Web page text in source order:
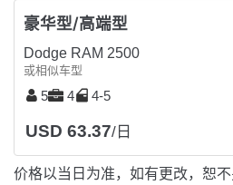
豪华型/高端型
Dodge RAM 2500
或相似车型
5 4 4-5
USD 63.37/日
价格以当日为准，如有更改，恕不